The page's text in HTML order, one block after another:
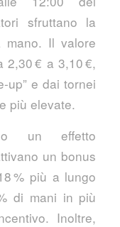
sfruttano la
mano. Il valore
2,30 € a 3,10 €,
e dai tornei
più elevate.
un effetto
un bonus
% più a lungo
di mani in più
Inoltre,